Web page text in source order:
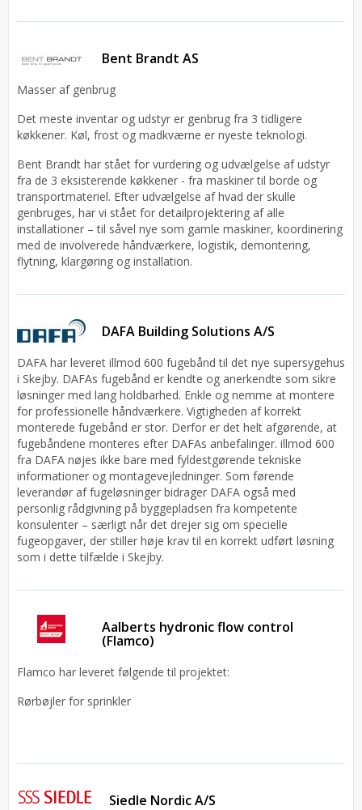
Bent Brandt AS
Masser af genbrug
Det meste inventar og udstyr er genbrug fra 3 tidligere
køkkener. Køl, frost og madkværne er nyeste teknologi.
Bent Brandt har stået for vurdering og udvælgelse af udstyr
fra de 3 eksisterende køkkener - fra maskiner til borde og
transportmateriel. Efter udvælgelse af hvad der skulle
genbruges, har vi stået for detailprojektering af alle
installationer – til såvel nye som gamle maskiner, koordinering
med de involverede håndværkere, logistik, demontering,
flytning, klargøring og installation.
DAFA Building Solutions A/S
DAFA har leveret illmod 600 fugebånd til det nye supersygehus
i Skejby. DAFAs fugebånd er kendte og anerkendte som sikre
løsninger med lang holdbarhed. Enkle og nemme at montere
for professionelle håndværkere. Vigtigheden af korrekt
monterede fugebånd er stor. Derfor er det helt afgørende, at
fugebåndene monteres efter DAFAs anbefalinger. illmod 600
fra DAFA nøjes ikke bare med fyldestgørende tekniske
informationer og montagevejledninger. Som førende
leverandør af fugeløsninger bidrager DAFA også med
personlig rådgivning på byggepladsen fra kompetente
konsulenter – særligt når det drejer sig om specielle
fugeopgaver, der stiller høje krav til en korrekt udført løsning
som i dette tilfælde i Skejby.
Aalberts hydronic flow control
(Flamco)
Flamco har leveret følgende til projektet:
Rørbøjler for sprinkler
Siedle Nordic A/S